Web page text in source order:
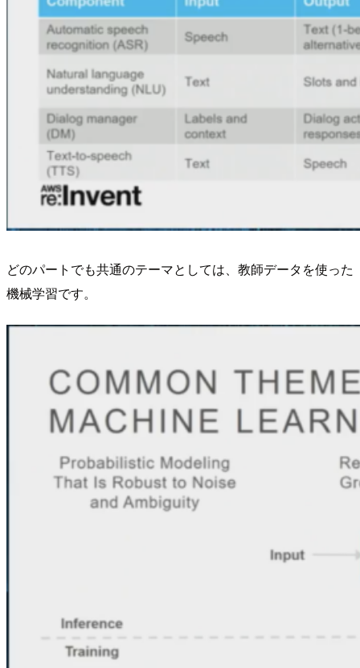
どのパートでも共通のテーマとしては、教師データを使った
機械学習です。